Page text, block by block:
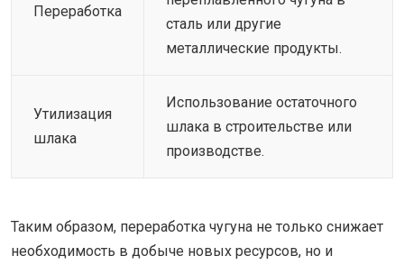
Переработка
сталь или другие
металлические продукты.
Утилизация
шлака
Использование остаточного
шлака в строительстве или
производстве.
Таким образом, переработка чугуна не только снижает
необходимость в добыче новых ресурсов, но и